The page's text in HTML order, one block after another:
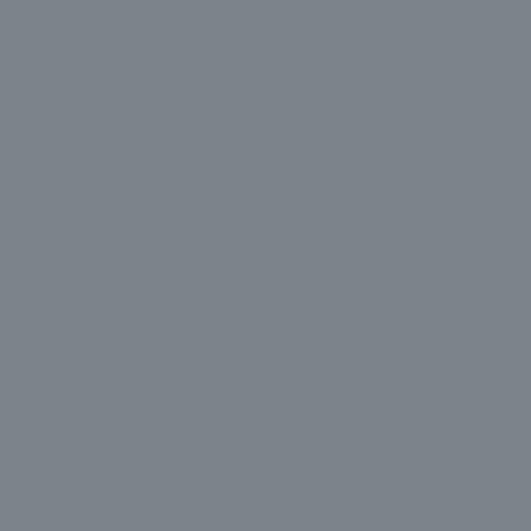
Zero 3 L